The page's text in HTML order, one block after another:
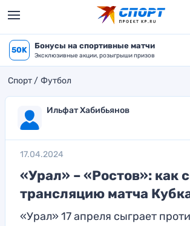
50K Бонусы на спортивные матчи
Эксклюзивные акции, розыгрыши призов
Спорт Футбол
Ильфат Хабибьянов
17.04.2024
«Урал» – «Ростов»: как
трансляцию матча
«Урал» 17 апреля сыграет